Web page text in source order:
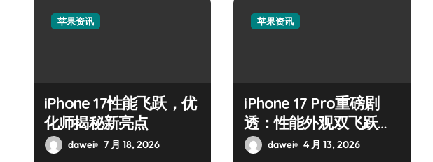
苹果资讯
iPhone 17性能飞跃，优
化师揭秘新亮点
dawei 7 月 18, 2026
苹果资讯
iPhone 17 Pro重磅剧
透：性能外观双飞跃，
抢先揭秘新亮点！
dawei 4 月 13, 2026